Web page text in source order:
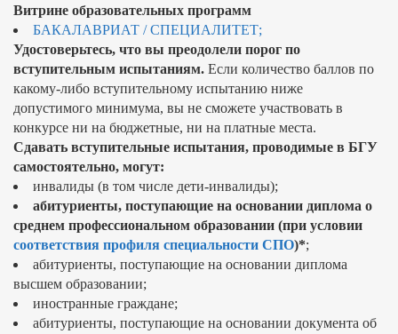
Витрине образовательных программ
БАКАЛАВРИАТ / СПЕЦИАЛИТЕТ;
Удостоверьтесь, что вы преодолели порог по
вступительным испытаниям. Если количество баллов по
какому-либо вступительному испытанию ниже
допустимого минимума, вы не сможете участвовать в
конкурсе ни на бюджетные, ни на платные места.
Сдавать вступительные испытания, проводимые в БГУ
самостоятельно, могут:
инвалиды (в том числе дети-инвалиды);
абитуриенты, поступающие на основании диплома о
среднем профессиональном образовании (при условии
cоответствия профиля специальности СПО)*;
абитуриенты, поступающие на основании диплома
высшем образовании;
иностранные граждане;
абитуриенты, поступающие на основании документа об